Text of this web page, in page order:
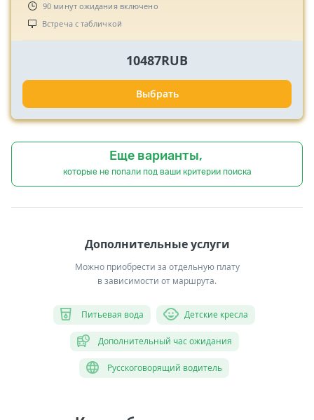
90 минут ожидания включено
Встреча с табличкой
10487RUB
Выбрать
Еще варианты,
которые не попали под ваши критерии поиска
Дополнительные услуги
Можно приобрести за отдельную плату
в зависимости от маршрута.
Питьевая вода Детские кресла
Дополнительный час ожидания
Русскоговорящий водитель